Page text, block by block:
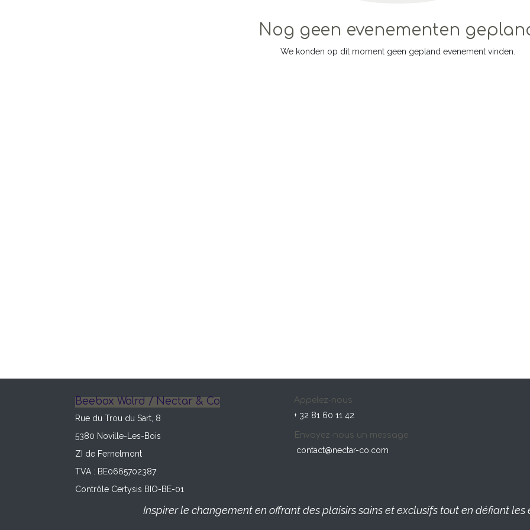
Nog geen evenementen
We konden op dit moment geen gepland evenement vinden.
Appelez-nous
+ 32 81 60 11 42
Envoyez-nous un message
contact@nectar-co.com
Beebox Wolrd / Nectar & Co
Rue du Trou du Sart, 8
5380 Noville-Les-Bois
ZI de Fernelmont
TVA : BE0665702387
Contrôle Certysis BIO-BE-01
Inspirer le changement en offrant des plaisirs sains et exclusifs tout en défiant